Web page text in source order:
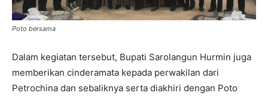
Poto bersama
Dalam kegiatan tersebut, Bupati Sarolangun Hurmin juga
memberikan cinderamata kepada perwakilan dari
Petrochina dan sebaliknya serta diakhiri dengan Poto